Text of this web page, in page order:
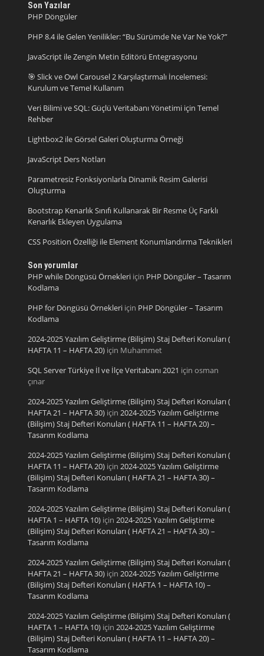
Son Yazılar
PHP Döngüler
PHP 8.4 ile Gelen Yenilikler: “Bu Sürümde Ne Var Ne Yok?”
JavaScript ile Zengin Metin Editörü Entegrasyonu
🎯 Slick ve Owl Carousel 2 Karşılaştırmalı İncelemesi:
Kurulum ve Temel Kullanım
Veri Bilimi ve SQL: Güçlü Veritabanı Yönetimi için Temel
Rehber
Lightbox2 ile Görsel Galeri Oluşturma Örneği
JavaScript Ders Notları
Parametresiz Fonksiyonlarla Dinamik Resim Galerisi
Oluşturma
Bootstrap Kenarlık Sınıfı Kullanarak Bir Resme Üç Farklı
Kenarlık Ekleyen Uygulama
CSS Position Özelliği ile Element Konumlandırma Teknikleri
Son yorumlar
PHP while Döngüsü Örnekleriiçin PHP Döngüler – Tasarım
Kodlama
PHP for Döngüsü Örnekleriiçin PHP Döngüler – Tasarım
Kodlama
2024-2025 Yazılım Geliştirme (Bilişim) Staj Defteri Konuları (
HAFTA 11 – HAFTA 20)için Muhammet
SQL Server Türkiye İl ve İlçe Veritabanı 2021 için osman
çınar
2024-2025 Yazılım Geliştirme (Bilişim) Staj Defteri Konuları (
HAFTA 21 – HAFTA 30)için 2024-2025 Yazılım Geliştirme
(Bilişim) Staj Defteri Konuları ( HAFTA 11 – HAFTA 20) –
Tasarım Kodlama
2024-2025 Yazılım Geliştirme (Bilişim) Staj Defteri Konuları (
HAFTA 11 – HAFTA 20)için 2024-2025 Yazılım Geliştirme
(Bilişim) Staj Defteri Konuları ( HAFTA 21 – HAFTA 30) –
Tasarım Kodlama
2024-2025 Yazılım Geliştirme (Bilişim) Staj Defteri Konuları (
HAFTA 1 – HAFTA 10)için 2024-2025 Yazılım Geliştirme
(Bilişim) Staj Defteri Konuları ( HAFTA 21 – HAFTA 30) –
Tasarım Kodlama
2024-2025 Yazılım Geliştirme (Bilişim) Staj Defteri Konuları (
HAFTA 21 – HAFTA 30)için 2024-2025 Yazılım Geliştirme
(Bilişim) Staj Defteri Konuları ( HAFTA 1 – HAFTA 10) –
Tasarım Kodlama
2024-2025 Yazılım Geliştirme (Bilişim) Staj Defteri Konuları (
HAFTA 1 – HAFTA 10)için 2024-2025 Yazılım Geliştirme
(Bilişim) Staj Defteri Konuları ( HAFTA 11 – HAFTA 20) –
Tasarım Kodlama